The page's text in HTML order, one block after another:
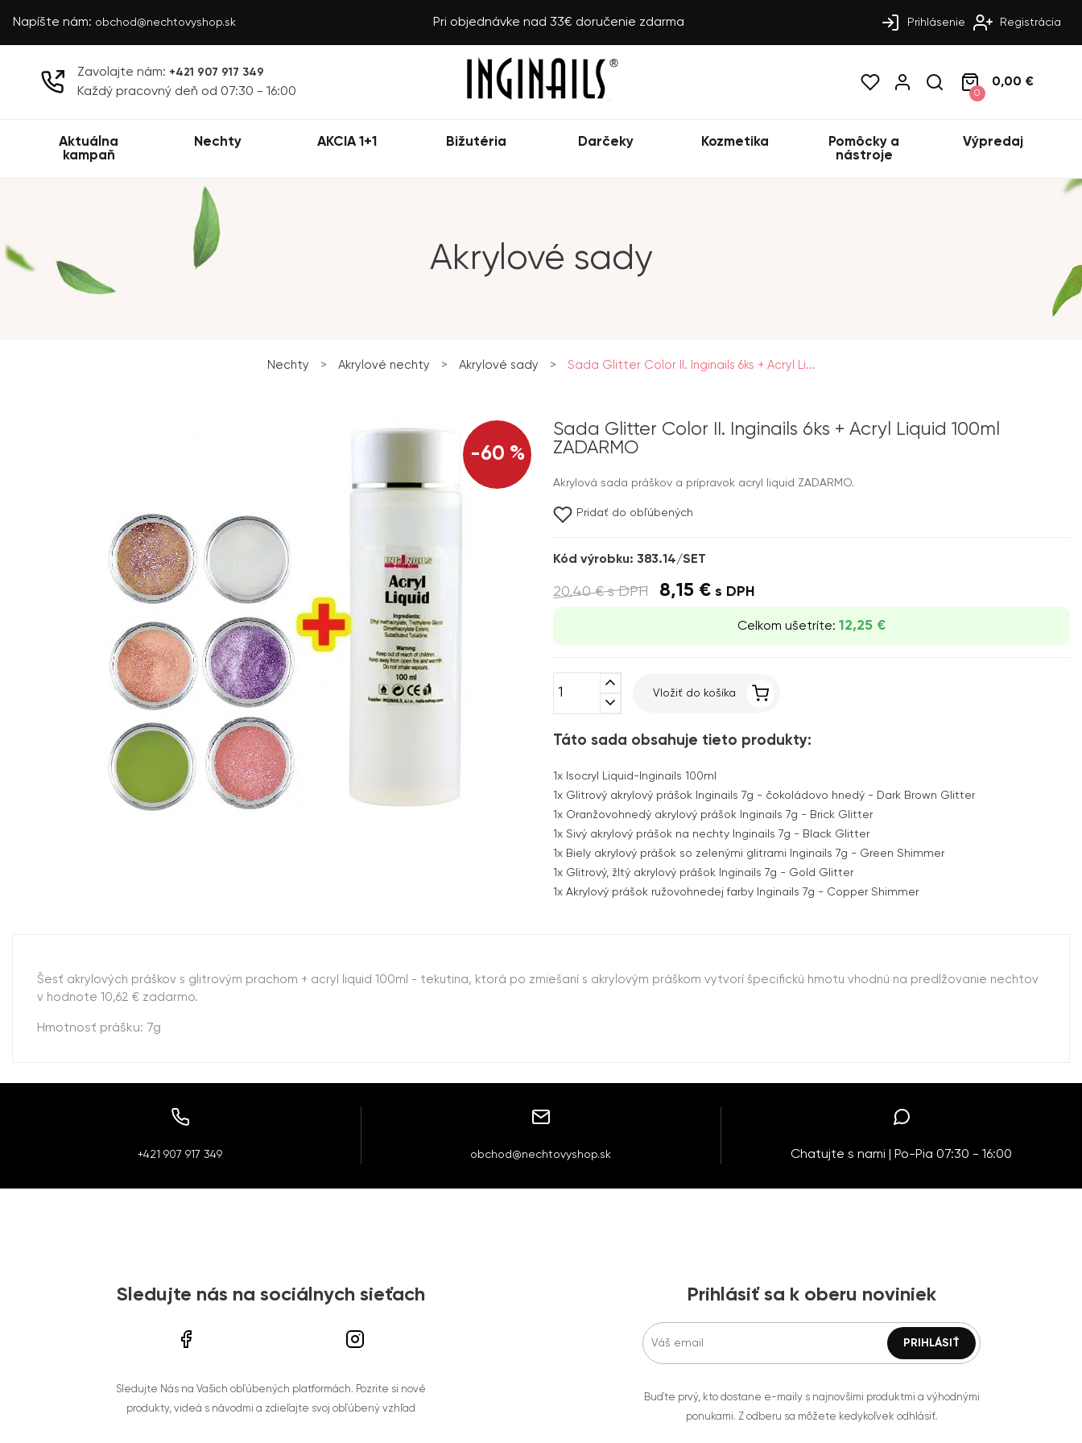
Napíšte nám: obchod@nechtovyshop.sk Pri objednávke nad 33€ doručenie zdarma Prihlásenie Registrácia
Zavolajte nám: +421 907 917 349
Každý pracovný deň od 07:30 - 16:00 0
0,00 €
Aktuálna
kampaň
Nechty AKCIA 1+1 Bižutéria Darčeky Kozmetika
Pomôcky a
nástroje
Výpredaj
Akrylové sady
Nechty > Akrylové nechty > Akrylové sady > Sada Glitter Color II. Inginails 6ks + Acryl Li...
-60 %
Sada Glitter Color II. Inginails 6ks + Acryl Liquid 100ml
ZADARMO
Akrylová sada práškov a prípravok acryl liquid ZADARMO.
Pridať do obľúbených
Kód výrobku: 383.14/SET
20,40 €s DPH 8,15 € s DPH
Celkom ušetríte: 12,25 €
expand_less
expand_more
Vložiť do košíka
Táto sada obsahuje tieto produkty:
1x Isocryl Liquid-Inginails 100ml
1x Glitrový akrylový prášok Inginails 7g - čokoládovo hnedý - Dark Brown Glitter
1x Oranžovohnedý akrylový prášok Inginails 7g - Brick Glitter
1x Sivý akrylový prášok na nechty Inginails 7g - Black Glitter
1x Biely akrylový prášok so zelenými glitrami Inginails 7g - Green Shimmer
1x Glitrový, žltý akrylový prášok Inginails 7g - Gold Glitter
1x Akrylový prášok ružovohnedej farby Inginails 7g - Copper Shimmer
Šesť akrylových práškov s glitrovým prachom + acryl liquid 100ml - tekutina, ktorá po zmiešaní s akrylovým práškom vytvorí špecifickú hmotu vhodnú na predlžovanie nechtov
v hodnote 10,62 € zadarmo.
Hmotnosť prášku: 7g
+421 907 917 349 obchod@nechtovyshop.sk Chatujte s nami | Po-Pia 07:30 - 16:00
Sledujte nás na sociálnych sieťach
Sledujte Nás na Vašich obľúbených platformách. Pozrite si nové
produkty, videá s návodmi a zdieľajte svoj obľúbený vzhľad
Prihlásiť sa k oberu noviniek
Buďte prvý, kto dostane e-maily s najnovšími produktmi a výhodnými
ponukami. Z odberu sa môžete kedykoľvek odhlásiť.